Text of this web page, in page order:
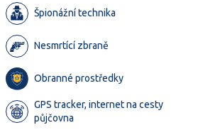
Špionážní technika
Nesmrtící zbraně
Obranné prostředky
GPS tracker, internet na cesty
půjčovna